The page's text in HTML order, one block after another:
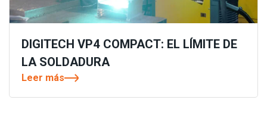
DIGITECH VP4 COMPACT: EL LÍMITE DE
LA SOLDADURA
Leer más